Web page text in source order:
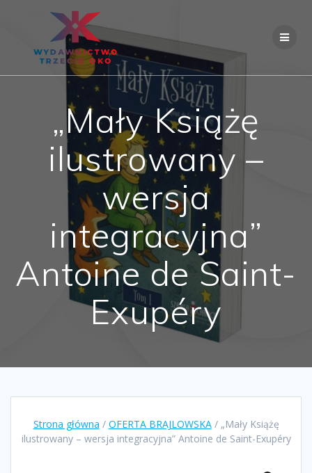
content
„Mały Książę
ilustrowany –
wersja
integracyjna”
Antoine de Saint-
Exupéry
Strona główna / OFERTA BRAJLOWSKA/ „Mały Książę
ilustrowany – wersja integracyjna” Antoine de Saint-Exupéry